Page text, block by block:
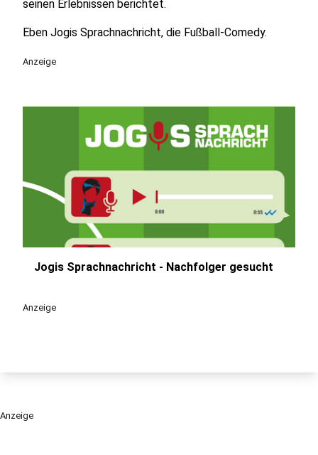
seinen Erlebnissen berichtet.
Eben Jogis Sprachnachricht, die Fußball-Comedy.
Anzeige
Jogis Sprachnachricht - Nachfolger gesucht
Anzeige
Anzeige